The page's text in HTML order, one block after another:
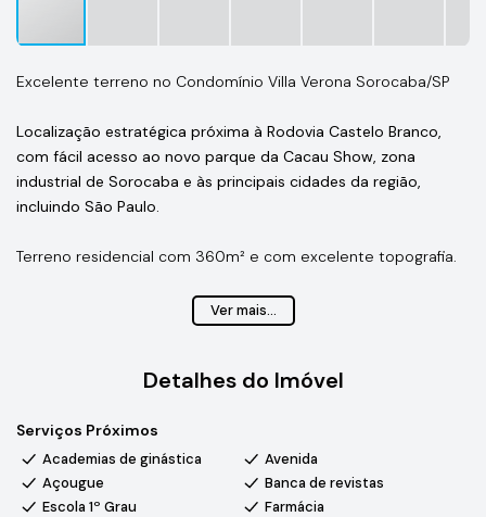
Excelente terreno no Condomínio Villa Verona Sorocaba/SP
Localização estratégica próxima à Rodovia Castelo Branco,
com fácil acesso ao novo parque da Cacau Show, zona
industrial de Sorocaba e às principais cidades da região,
incluindo São Paulo.
Terreno residencial com 360m² e com excelente topografia.
O Condomínio Villa Verona, possui imóveis de alto padrão
oferecendo conforto, lazer e segurança.
Estrutura do condomínio : piscinas adulto e infantil, salão de
úmida, vestiários, quadra poliesportiva, playground, academia,
mini mercado interno, portaria 24h e ronda motorizada.
Entre em contato conosco 1599888-2450 para mais
Ver mais...
Detalhes do Imóvel
Serviços Próximos
Academias de ginástica
Avenida
Açougue
Banca de revistas
Escola 1º Grau
Farmácia